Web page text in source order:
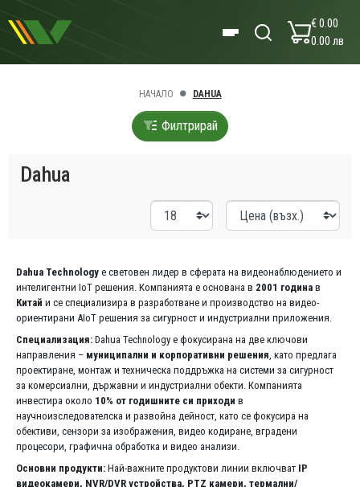
€ 0.00
0.00 лв
НАЧАЛО DAHUA
Филтрирай
Dahua
Dahua Technology е световен лидер в сферата на видеонаблюдението и
интелигентни IoT решения. Компанията е основана в 2001 година в
Китай и се специализира в разработване и производство на видео-
ориентирани AIoT решения за сигурност и индустриални приложения.
Специализация: Dahua Technology е фокусирана на две ключови
направления – муниципални и корпоративни решения, като предлага
проектиране, монтаж и техническа поддръжка на системи за сигурност
за комерсиални, държавни и индустриални обекти. Компанията
инвестира около 10% от годишните си приходи в
научноизследователска и развойна дейност, като се фокусира на
обективи, сензори за изображения, видео кодиране, вградени
процесори, графична обработка и видео анализи.
Основни продукти: Най-важните продуктови линии включват IP
видеокамери, NVR/DVR устройства, PTZ камери, термални/